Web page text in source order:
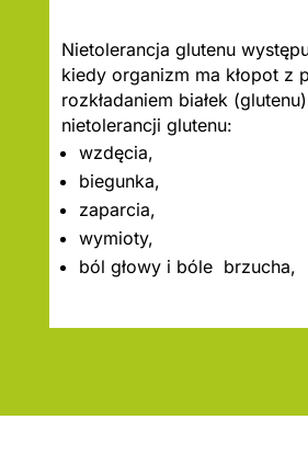
Nietolerancja glutenu
kiedy organizm ma kłopot z
rozkładaniem białek
nietolerancji glutenu:
wzdęcia,
biegunka,
zaparcia,
wymioty,
ból głowy i bóle brzucha,